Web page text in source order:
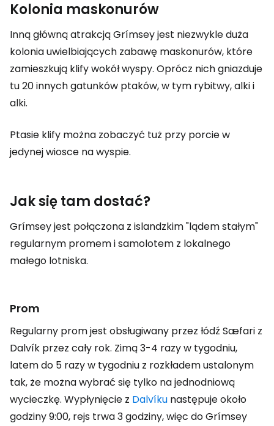
Kolonia maskonurów
Inną główną atrakcją Grímsey jest niezwykle duża
kolonia uwielbiających zabawę maskonurów, które
zamieszkują klify wokół wyspy. Oprócz nich gniazduje
tu 20 innych gatunków ptaków, w tym rybitwy, alki i
alki.
Ptasie klify można zobaczyć tuż przy porcie w
jedynej wiosce na wyspie.
Jak się tam dostać?
Grímsey jest połączona z islandzkim "lądem stałym"
regularnym promem i samolotem z lokalnego
małego lotniska.
Prom
Regularny prom jest obsługiwany przez łódź Sæfari z
Dalvík przez cały rok. Zimą 3-4 razy w tygodniu,
latem do 5 razy w tygodniu z rozkładem ustalonym
tak, że można wybrać się tylko na jednodniową
wycieczkę. Wypłynięcie z Dalvíku następuje około
godziny 9:00, rejs trwa 3 godziny, więc do Grímsey